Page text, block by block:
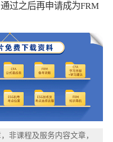
过之后再申请成为FRM
非课程及服务内容文章，